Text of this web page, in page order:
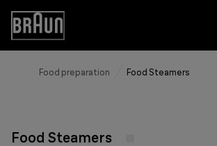
Skip
Content
Accessibility
Statement
Food preparation Food Steamers
Food Steamers